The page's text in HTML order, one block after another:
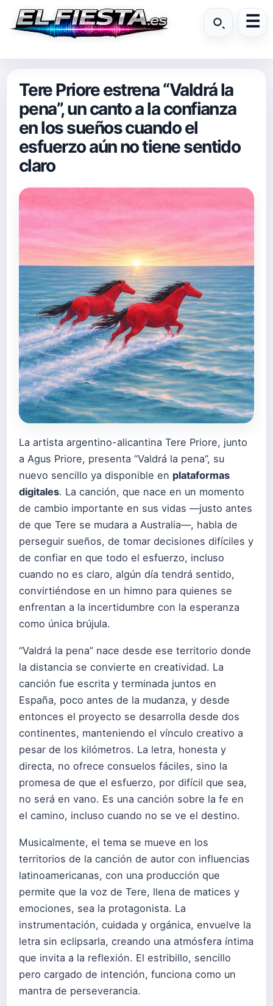
Tere Priore estrena “Valdrá la
pena”, un canto a la confianza
en los sueños cuando el
esfuerzo aún no tiene sentido
claro
La artista argentino-alicantina Tere Priore, junto
a Agus Priore, presenta “Valdrá la pena”, su
nuevo sencillo ya disponible en plataformas
digitales. La canción, que nace en un momento
de cambio importante en sus vidas —justo antes
de que Tere se mudara a Australia—, habla de
perseguir sueños, de tomar decisiones difíciles y
de confiar en que todo el esfuerzo, incluso
cuando no es claro, algún día tendrá sentido,
convirtiéndose en un himno para quienes se
enfrentan a la incertidumbre con la esperanza
como única brújula.
“Valdrá la pena” nace desde ese territorio donde
la distancia se convierte en creatividad. La
canción fue escrita y terminada juntos en
España, poco antes de la mudanza, y desde
entonces el proyecto se desarrolla desde dos
continentes, manteniendo el vínculo creativo a
pesar de los kilómetros. La letra, honesta y
directa, no ofrece consuelos fáciles, sino la
promesa de que el esfuerzo, por difícil que sea,
no será en vano. Es una canción sobre la fe en
el camino, incluso cuando no se ve el destino.
Musicalmente, el tema se mueve en los
territorios de la canción de autor con influencias
latinoamericanas, con una producción que
permite que la voz de Tere, llena de matices y
emociones, sea la protagonista. La
instrumentación, cuidada y orgánica, envuelve la
letra sin eclipsarla, creando una atmósfera íntima
que invita a la reflexión. El estribillo, sencillo
pero cargado de intención, funciona como un
mantra de perseverancia.